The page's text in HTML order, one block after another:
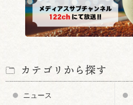
カテゴリから探す
ニュース